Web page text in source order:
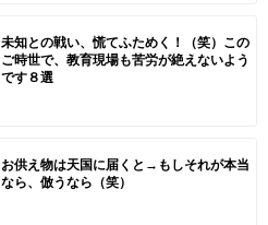
未知との戦い、慌てふためく！（笑）この
ご時世で、教育現場も苦労が絶えないよう
です８選
お供え物は天国に届くと→もしそれが本当
なら、倣うなら（笑）